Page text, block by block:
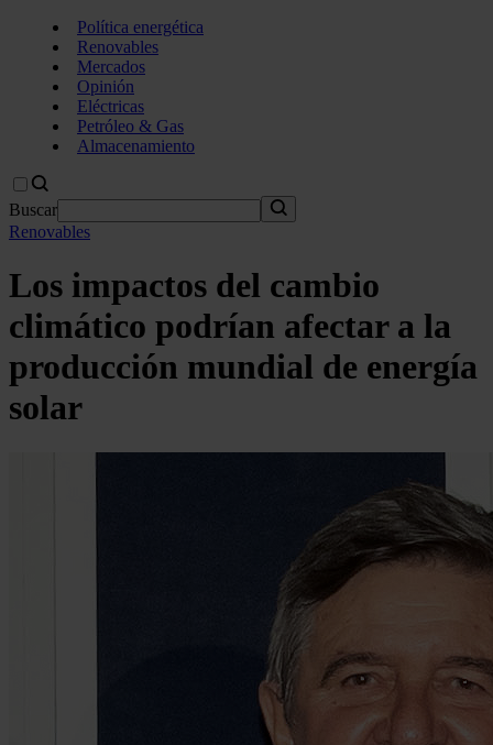
Política energética
Renovables
Mercados
Opinión
Eléctricas
Petróleo & Gas
Almacenamiento
Buscar
Renovables
Los impactos del cambio
climático podrían afectar a la
producción mundial de energía
solar